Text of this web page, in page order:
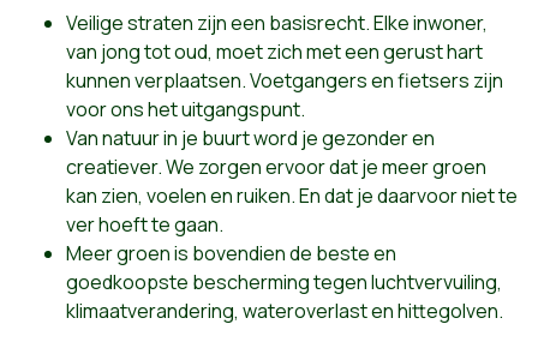
Veilige straten zijn een basisrecht. Elke inwoner,
van jong tot oud, moet zich met een gerust hart
kunnen verplaatsen. Voetgangers en fietsers zijn
voor ons het uitgangspunt.
Van natuur in je buurt word je gezonder en
creatiever. We zorgen ervoor dat je meer groen
kan zien, voelen en ruiken. En dat je daarvoor niet te
ver hoeft te gaan.
Meer groen is bovendien de beste en
goedkoopste bescherming tegen luchtvervuiling,
klimaatverandering, wateroverlast en hittegolven.